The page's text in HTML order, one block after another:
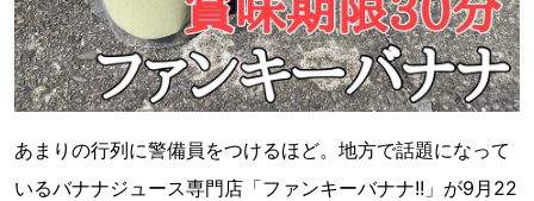
あまりの行列に警備員をつけるほど。地方で話題になって
いるバナナジュース専門店「ファンキーバナナ!!」が9月22